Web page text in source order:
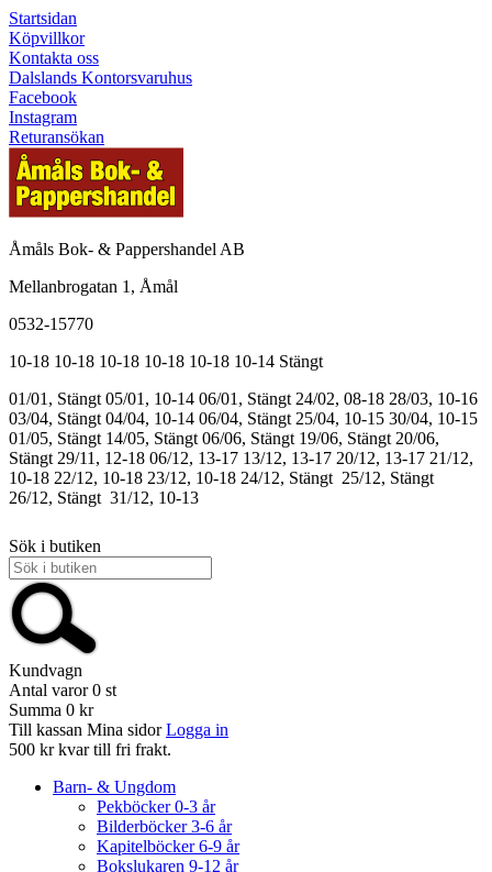
Startsidan
Köpvillkor
Kontakta oss
Dalslands Kontorsvaruhus
Facebook
Instagram
Returansökan
Åmåls Bok- & Pappershandel AB
Mellanbrogatan 1, Åmål
0532-15770
10-18 10-18 10-18 10-18 10-18 10-14 Stängt
01/01, Stängt 05/01, 10-14 06/01, Stängt 24/02, 08-18 28/03, 10-16
03/04, Stängt 04/04, 10-14 06/04, Stängt 25/04, 10-15 30/04, 10-15
01/05, Stängt 14/05, Stängt 06/06, Stängt 19/06, Stängt 20/06,
Stängt 29/11, 12-18 06/12, 13-17 13/12, 13-17 20/12, 13-17 21/12,
10-18 22/12, 10-18 23/12, 10-18 24/12, Stängt 25/12, Stängt
26/12, Stängt 31/12, 10-13
Sök i butiken
Kundvagn
Antal varor 0 st
Summa 0 kr
Till kassan Mina sidor Logga in
500 kr kvar till fri frakt.
Barn- & Ungdom
Pekböcker 0-3 år
Bilderböcker 3-6 år
Kapitelböcker 6-9 år
Bokslukaren 9-12 år